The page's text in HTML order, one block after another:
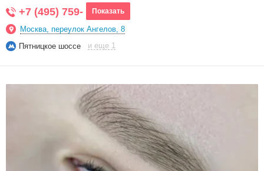
+7 (495) 759- Показать
Москва, переулок Ангелов, 8
Пятницкое шоссе
и еще 1